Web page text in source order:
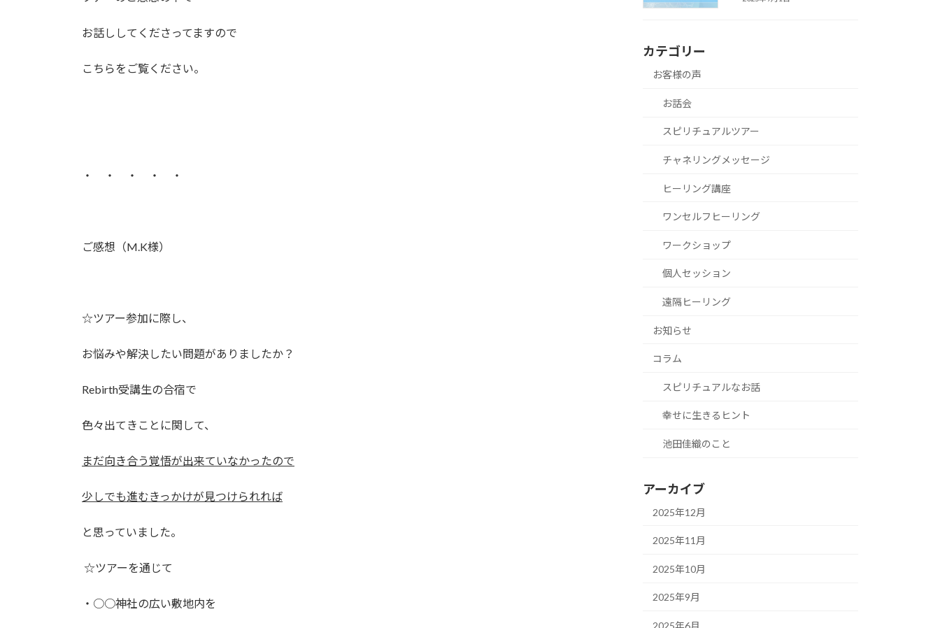
お話ししてくださってますので
こちらをご覧ください。
・ ・ ・ ・ ・
ご感想（M.K様）
☆ツアー参加に際し、
お悩みや解決したい問題がありましたか？
Rebirth受講生の合宿で
色々出てきことに関して、
まだ向き合う覚悟が出来ていなかったので
少しでも進むきっかけが見つけられれば
と思っていました。
☆ツアーを通じて
・○○神社の広い敷地内を
カテゴリー
お客様の声
お話会
スピリチュアルツアー
チャネリングメッセージ
ヒーリング講座
ワンセルフヒーリング
ワークショップ
個人セッション
遠隔ヒーリング
お知らせ
コラム
スピリチュアルなお話
幸せに生きるヒント
池田佳織のこと
アーカイブ
2025年12月
2025年11月
2025年10月
2025年9月
2025年6月